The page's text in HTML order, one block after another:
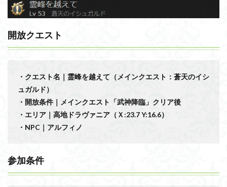
開放クエスト
・クエスト名｜霊峰を越えて（メインクエスト：蒼天のイシ
ュガルド）
・開放条件｜メインクエスト「武神降臨」クリア後
・エリア｜高地ドラヴァニア（Ｘ:23.7 Y:16.6）
・NPC｜アルフィノ
参加条件